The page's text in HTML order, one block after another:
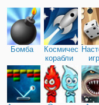
Бомба
Космические
корабли